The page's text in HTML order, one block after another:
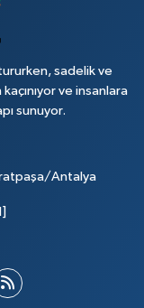
sadelik ve
ve insanlara
sunuyor.
Antalya